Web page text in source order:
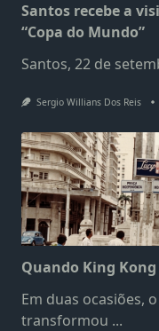
Santos recebe a
“Copa do Mundo”
Santos, 22 de
Sergio Willians Dos Reis
Quando King
Em duas ocasiões,
transformou ...